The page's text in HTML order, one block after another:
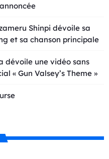
Shinpi dévoile sa
et sa chanson principale
dévoile une vidéo sans
« Gun Valsey’s Theme »